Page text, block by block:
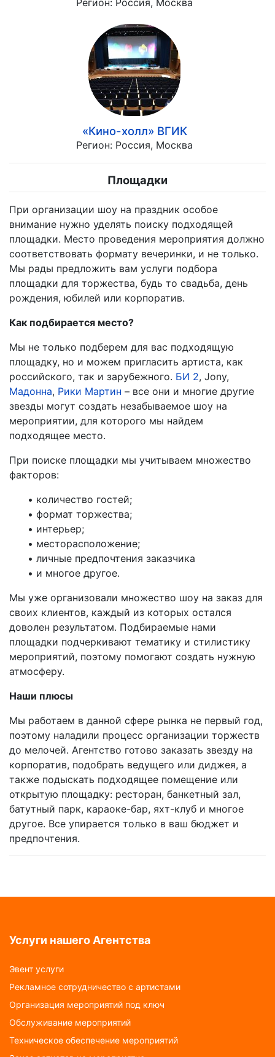
Регион: Россия, Москва
«Кино-холл» ВГИК
Регион: Россия, Москва
Площадки
При организации шоу на праздник особое
внимание нужно уделять поиску подходящей
площадки. Место проведения мероприятия должно
соответствовать формату вечеринки, и не только.
Мы рады предложить вам услуги подбора
площадки для торжества, будь то свадьба, день
рождения, юбилей или корпоратив.
Как подбирается место?
Мы не только подберем для вас подходящую
площадку, но и можем пригласить артиста, как
российского, так и зарубежного. БИ 2, Jony,
Мадонна, Рики Мартин – все они и многие другие
звезды могут создать незабываемое шоу на
мероприятии, для которого мы найдем
подходящее место.
При поиске площадки мы учитываем множество
факторов:
• количество гостей;
• формат торжества;
• интерьер;
• месторасположение;
• личные предпочтения заказчика
• и многое другое.
Мы уже организовали множество шоу на заказ для
своих клиентов, каждый из которых остался
доволен результатом. Подбираемые нами
площадки подчеркивают тематику и стилистику
мероприятий, поэтому помогают создать нужную
атмосферу.
Наши плюсы
Мы работаем в данной сфере рынка не первый год,
поэтому наладили процесс организации торжеств
до мелочей. Агентство готово заказать звезду на
корпоратив, подобрать ведущего или диджея, а
также подыскать подходящее помещение или
открытую площадку: ресторан, банкетный зал,
батутный парк, караоке-бар, яхт-клуб и многое
другое. Все упирается только в ваш бюджет и
предпочтения.
Услуги нашего Агентства
Эвент услуги
Рекламное сотрудничество с артистами
Организация мероприятий под ключ
Обслуживание мероприятий
Техническое обеспечение мероприятий